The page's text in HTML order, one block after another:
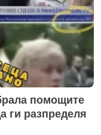
помощите
ги разпределя